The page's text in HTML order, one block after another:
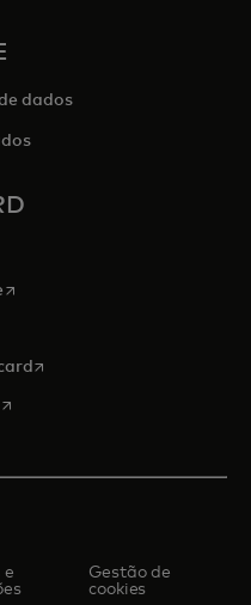
dados
abre em uma nova guia
em uma nova guia
abre em uma nova guia
em uma nova guia
e
Gestão de
cookies